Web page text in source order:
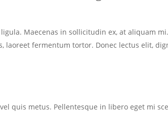
Maecenas in sollicitudin ex, at aliquam
laoreet fermentum tortor. Donec lectus elit,
quis metus. Pellentesque in libero eget mi